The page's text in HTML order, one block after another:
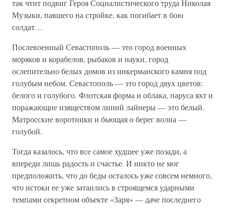
так чтит подвиг Героя Социалистического труда Николая
Музыки, павшего на стройке, как погибает в бою
солдат…
Послевоенный Севастополь — это город военных
моряков и корабелов, рыбаков и науки, город
ослепительно белых домов из инкерманского камня под
голубым небом. Севастополь — это город двух цветов:
белого и голубого. Флотская форма и облака, паруса яхт и
поражающие изяществом линий лайнеры — это белый.
Матросские воротники и бьющая о берег волна —
голубой.
Тогда казалось, что все самое худшее уже позади, а
впереди лишь радость и счастье. И никто не мог
предположить, что до беды осталось уже совсем немного,
что истоки ее уже затаились в строящемся ударными
темпами секретном объекте «Заря» — даче последнего